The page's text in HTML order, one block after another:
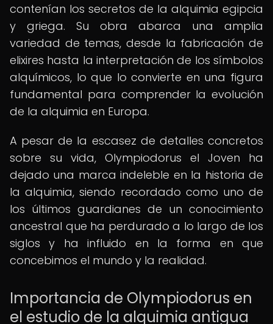
contenían los secretos de la alquimia egipcia
y griega. Su obra abarca una amplia
variedad de temas, desde la fabricación de
elixires hasta la interpretación de los símbolos
alquímicos, lo que lo convierte en una figura
fundamental para comprender la evolución
de la alquimia en Europa.
A pesar de la escasez de detalles concretos
sobre su vida, Olympiodorus el Joven ha
dejado una marca indeleble en la historia de
la alquimia, siendo recordado como uno de
los últimos guardianes de un conocimiento
ancestral que ha perdurado a lo largo de los
siglos y ha influido en la forma en que
concebimos el mundo y la realidad.
Importancia de Olympiodorus en
el estudio de la alquimia antigua